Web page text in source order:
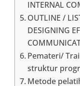
INTERNAL
OUTLINE /
DESIGNING
Pemateri/
struktur
Metode